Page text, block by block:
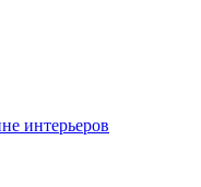
интерьеров